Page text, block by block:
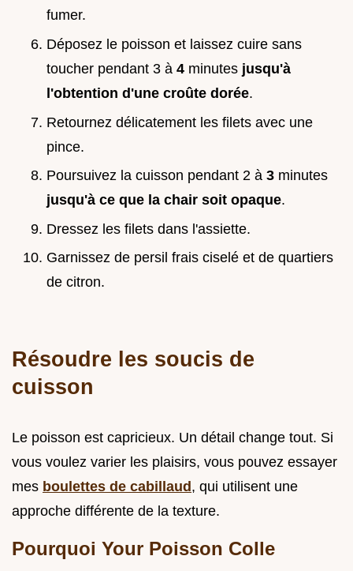
fumer.
Déposez le poisson et laissez cuire sans
toucher pendant 3 à 4 minutes jusqu'à
l'obtention d'une croûte dorée.
Retournez délicatement les filets avec une
pince.
Poursuivez la cuisson pendant 2 à 3 minutes
jusqu'à ce que la chair soit opaque.
Dressez les filets dans l'assiette.
Garnissez de persil frais ciselé et de quartiers
de citron.
Résoudre les soucis de
cuisson
Le poisson est capricieux. Un détail change tout. Si
vous voulez varier les plaisirs, vous pouvez essayer
mes boulettes de cabillaud , qui utilisent une
approche différente de la texture.
Pourquoi Your Poisson Colle